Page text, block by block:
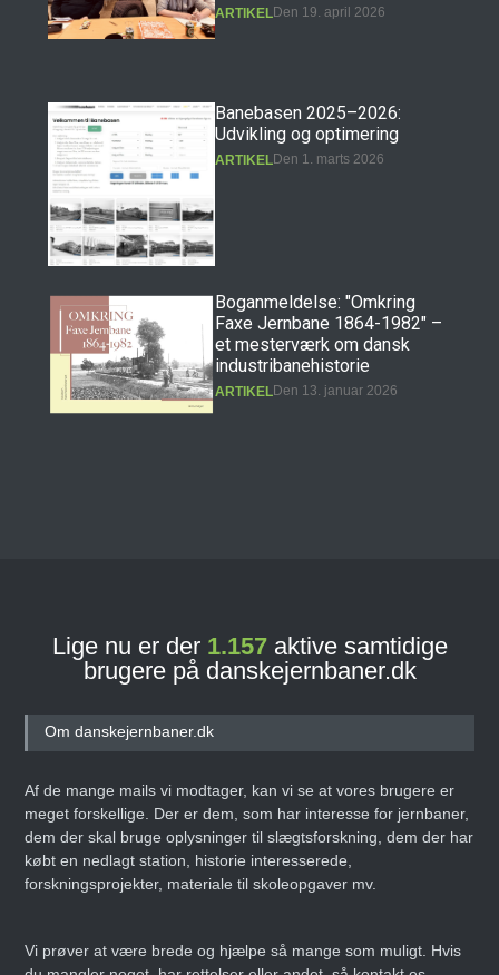
ARTIKELDen 19. april 2026
Banebasen 2025–2026:
Udvikling og optimering
ARTIKELDen 1. marts 2026
Boganmeldelse: "Omkring
Faxe Jernbane 1864-1982" –
et mesterværk om dansk
industribanehistorie
ARTIKELDen 13. januar 2026
Banebasen: Det nye digitale
ARTIKELDen 27. september 2025
Danmarks Jernbanemuseum
fejrer 50-års jubilæum med
ARTIKELDen 14. juni 2025
Lige nu er der 1.157aktive samtidige
brugere på danskejernbaner.dk
Om danskejernbaner.dk
Af de mange mails vi modtager, kan vi se at vores brugere er
meget forskellige. Der er dem, som har interesse for jernbaner,
dem der skal bruge oplysninger til slægtsforskning, dem der har
købt en nedlagt station, historie interesserede,
forskningsprojekter, materiale til skoleopgaver mv.
Vi prøver at være brede og hjælpe så mange som muligt. Hvis